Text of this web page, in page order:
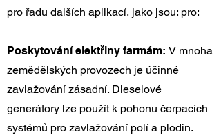
pro řadu dalších aplikací, jako jsou: pro:
Poskytování elektřiny farmám: V mnoha
zemědělských provozech je účinné
zavlažování zásadní. Dieselové
generátory lze použít k pohonu čerpacích
systémů pro zavlažování polí a plodin.